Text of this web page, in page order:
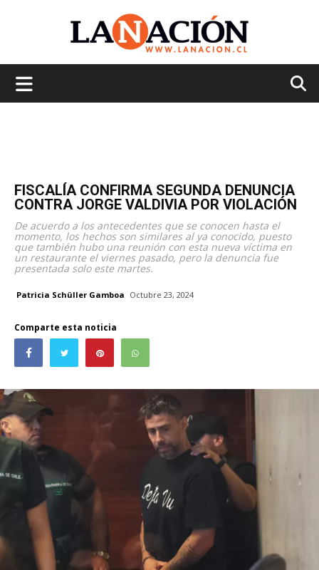
FISCALÍA CONFIRMA SEGUNDA DENUNCIA
CONTRA JORGE VALDIVIA POR VIOLACIÓN
De acuerdo a los antecedentes que se conocen hasta el
momento, los hechos son similares al ya conocido, puesto
que también hubo una reunión con esta nueva víctima en
un restaurante el viernes pasado, pero la denuncia fue
presentada solo este martes.
Patricia Schüller Gamboa Octubre 23, 2024
Comparte esta noticia